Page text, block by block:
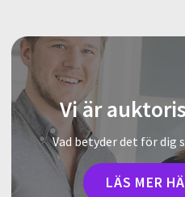
Vi är
Vad betyder det för dig
LÄS MER